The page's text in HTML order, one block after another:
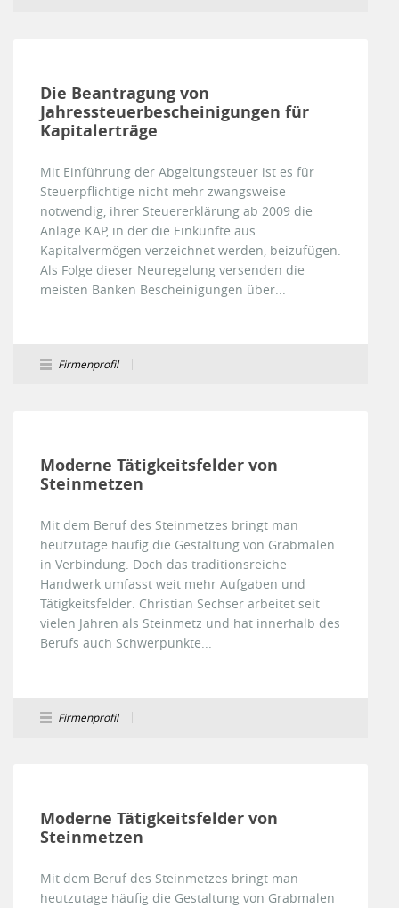
Die Beantragung von
Jahressteuerbescheinigungen für
Kapitalerträge
Mit Einführung der Abgeltungsteuer ist es für
Steuerpflichtige nicht mehr zwangsweise
notwendig, ihrer Steuererklärung ab 2009 die
Anlage KAP, in der die Einkünfte aus
Kapitalvermögen verzeichnet werden, beizufügen.
Als Folge dieser Neuregelung versenden die
meisten Banken Bescheinigungen über...
Firmenprofil
Moderne Tätigkeitsfelder von
Steinmetzen
Mit dem Beruf des Steinmetzes bringt man
heutzutage häufig die Gestaltung von Grabmalen
in Verbindung. Doch das traditionsreiche
Handwerk umfasst weit mehr Aufgaben und
Tätigkeitsfelder. Christian Sechser arbeitet seit
vielen Jahren als Steinmetz und hat innerhalb des
Berufs auch Schwerpunkte...
Firmenprofil
Moderne Tätigkeitsfelder von
Steinmetzen
Mit dem Beruf des Steinmetzes bringt man
heutzutage häufig die Gestaltung von Grabmalen